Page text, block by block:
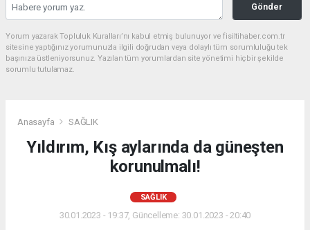
Gönder
Yorum yazarak Topluluk Kuralları’nı kabul etmiş bulunuyor ve fisiltihaber.com.tr
sitesine yaptığınız yorumunuzla ilgili doğrudan veya dolaylı tüm sorumluluğu tek
başınıza üstleniyorsunuz. Yazılan tüm yorumlardan site yönetimi hiçbir şekilde
sorumlu tutulamaz.
Anasayfa SAĞLIK
Yıldırım, Kış aylarında da güneşten
korunulmalı!
SAĞLIK
30.01.2023 - 19:37, Güncelleme: 30.01.2023 - 20:40